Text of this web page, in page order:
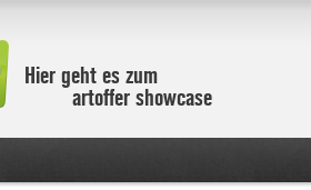
Hier geht es zum
artoffer showcase